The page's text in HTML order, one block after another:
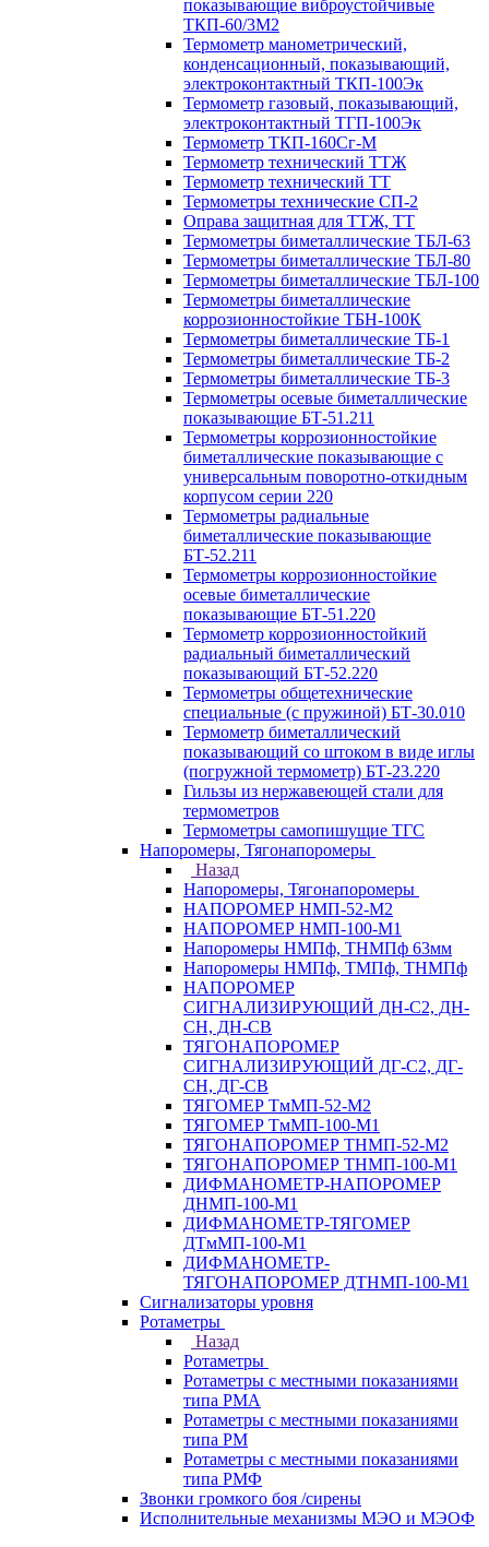
показывающие виброустойчивые
ТКП-60/3М2
Термометр манометрический,
конденсационный, показывающий,
электроконтактный ТКП-100Эк
Термометр газовый, показывающий,
электроконтактный ТГП-100Эк
Термометр ТКП-160Сг-М
Термометр технический ТТЖ
Термометр технический ТТ
Термометры технические СП-2
Оправа защитная для ТТЖ, ТТ
Термометры биметаллические ТБЛ-63
Термометры биметаллические ТБЛ-80
Термометры биметаллические ТБЛ-100
Термометры биметаллические
коррозионностойкие ТБН-100К
Термометры биметаллические ТБ-1
Термометры биметаллические ТБ-2
Термометры биметаллические ТБ-3
Термометры осевые биметаллические
показывающие БТ-51.211
Термометры коррозионностойкие
биметаллические показывающие с
универсальным поворотно-откидным
корпусом серии 220
Термометры радиальные
биметаллические показывающие
БТ-52.211
Термометры коррозионностойкие
осевые биметаллические
показывающие БТ-51.220
Термометр коррозионностойкий
радиальный биметаллический
показывающий БТ-52.220
Термометры общетехнические
специальные (с пружиной) БТ-30.010
Термометр биметаллический
показывающий со штоком в виде иглы
(погружной термометр) БТ-23.220
Гильзы из нержавеющей стали для
термометров
Термометры самопишущие ТГС
Напоромеры, Тягонапоромеры
Назад
Напоромеры, Тягонапоромеры
НАПОРОМЕР НМП-52-М2
НАПОРОМЕР НМП-100-М1
Напоромеры НМПф, ТНМПф 63мм
Напоромеры НМПф, ТМПф, ТНМПф
НАПОРОМЕР
СИГНАЛИЗИРУЮЩИЙ ДН-С2, ДН-
СН, ДН-СВ
ТЯГОНАПОРОМЕР
СИГНАЛИЗИРУЮЩИЙ ДГ-С2, ДГ-
СН, ДГ-СВ
ТЯГОМЕР ТмМП-52-М2
ТЯГОМЕР ТмМП-100-М1
ТЯГОНАПОРОМЕР ТНМП-52-М2
ТЯГОНАПОРОМЕР ТНМП-100-М1
ДИФМАНОМЕТР-НАПОРОМЕР
ДНМП-100-М1
ДИФМАНОМЕТР-ТЯГОМЕР
ДТмМП-100-М1
ДИФМАНОМЕТР-
ТЯГОНАПОРОМЕР ДТНМП-100-М1
Сигнализаторы уровня
Ротаметры
Назад
Ротаметры
Ротаметры с местными показаниями
типа РМА
Ротаметры с местными показаниями
типа РМ
Ротаметры с местными показаниями
типа РМФ
Звонки громкого боя /сирены
Исполнительные механизмы МЭО и МЭОФ